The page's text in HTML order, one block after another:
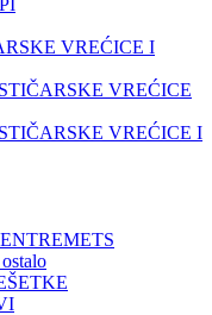
VREĆICE I
VREĆICE
VREĆICE I